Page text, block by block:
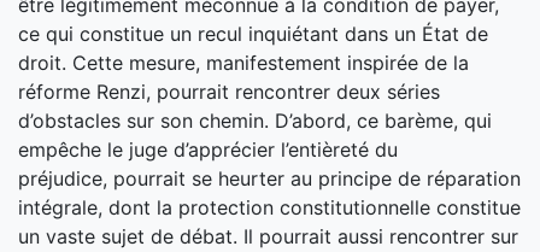
être légitimement méconnue à la condition de payer,
ce qui constitue un recul inquiétant dans un État de
droit. Cette mesure, manifestement inspirée de la
réforme Renzi, pourrait rencontrer deux séries
d’obstacles sur son chemin. D’abord, ce barème, qui
empêche le juge d’apprécier l’entièreté du
préjudice, pourrait se heurter au principe de réparation
intégrale, dont la protection constitutionnelle constitue
un vaste sujet de débat. Il pourrait aussi rencontrer sur